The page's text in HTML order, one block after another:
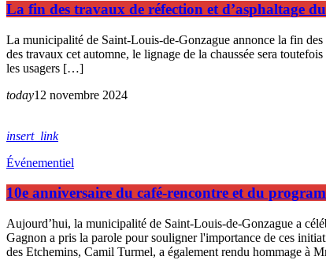
La fin des travaux de réfection et d’asphaltage
La municipalité de Saint-Louis-de-Gonzague annonce la fin
des travaux cet automne, le lignage de la chaussée sera
les usagers […]
today12 novembre 2024
insert_link
Événementiel
10e anniversaire du café-rencontre et du
Aujourd’hui, la municipalité de Saint-Louis-de-Gonzague a
Gagnon a pris la parole pour souligner l'importance de ces
des Etchemins, Camil Turmel, a également rendu hommage à